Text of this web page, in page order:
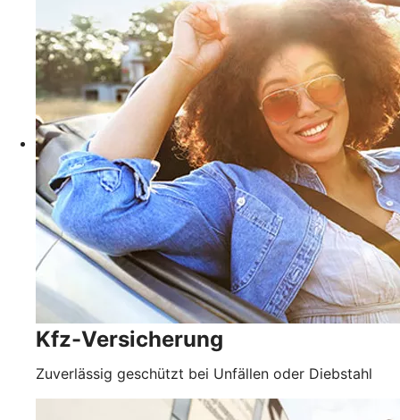
Kfz-Versicherung
Zuverlässig geschützt bei Unfällen oder Diebstahl